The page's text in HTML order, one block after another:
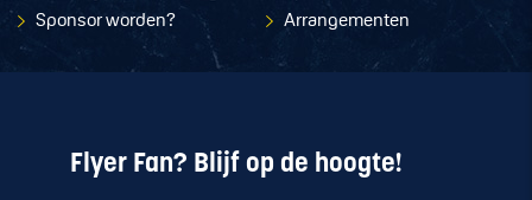
Sponsor worden?
Arrangementen
Flyer Fan? Blijf op de hoogte!